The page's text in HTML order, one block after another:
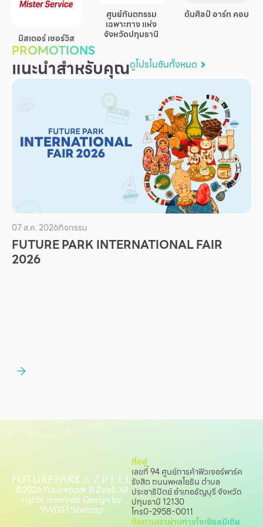
บริการ
ฟิวเจอร์ซิตี้
IR
ร่วมงานกับเรา
มิสเตอร์ เซอร์วิส
ศูนย์ทันตกรรม
เฉพาะทาง แห่ง
จังหวัดปทุมธานี
ต้นศิลป์ อาร์ท คอม
PROMOTIONS
แนะนำสำหรับคุณดูโปรโมชันทั้งหมด
07 ส.ค. 2026กิจกรรม
FUTURE PARK INTERNATIONAL FAIR
2026
ที่อยู่
เลขที่ 94 ศูนย์การค้าฟิวเจอร์พาร์ค
รังสิต ถนนพหลโยธิน ตำบล
ประชาธิปัตย์ อำเภอธัญบุรี จังหวัด
ปทุมธานี 12130
โทร0-2958-0011
ติดตามเราผ่านทางโซเชียลมีเดีย
©2026 Futurepark & Zpell. All
rights reserved. Design by
YWDS| Sitemap